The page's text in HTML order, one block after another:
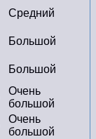
Средний
Большой
Большой
Очень
большой
Очень
большой